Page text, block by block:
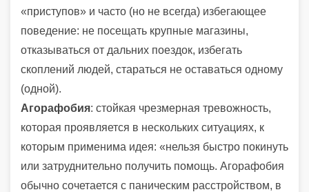
«приступов» и часто (но не всегда) избегающее
поведение: не посещать крупные магазины,
отказываться от дальних поездок, избегать
скоплений людей, стараться не оставаться одному
(одной).
Агорафобия: стойкая чрезмерная тревожность,
которая проявляется в нескольких ситуациях, к
которым применима идея: «нельзя быстро покинуть
или затруднительно получить помощь. Агорафобия
обычно сочетается с паническим расстройством, в